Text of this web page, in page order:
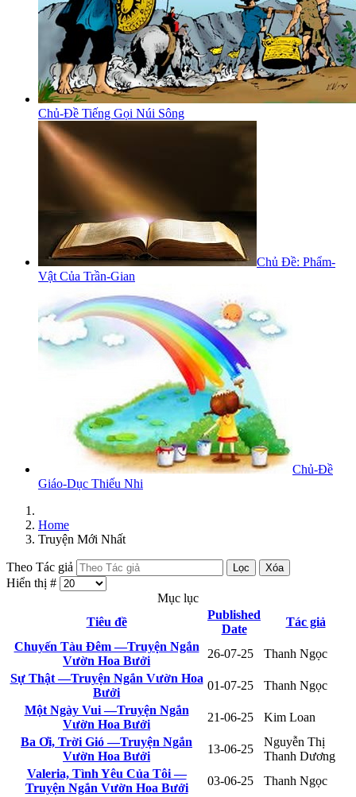
Chủ-Đề Tiếng Gọi Núi Sông
Chủ Đề: Phẩm-
Vật Của Trần-Gian
Chủ-Đề
Giáo-Dục Thiếu Nhi
Home
Truyện Mới Nhất
Theo Tác giả Lọc Xóa
Hiển thị #
Mục lục
Tiêu đề
Published
Date
Tác giả
Chuyến Tàu Đêm —Truyện Ngắn
Vườn Hoa Bưởi
26-07-25
Thanh Ngọc
Sự Thật —Truyện Ngắn Vườn Hoa
Bưởi
01-07-25
Thanh Ngọc
Một Ngày Vui —Truyện Ngắn
Vườn Hoa Bưởi
21-06-25
Kim Loan
Ba Ơi, Trời Gió —Truyện Ngắn
Vườn Hoa Bưởi
13-06-25
Nguyễn Thị
Thanh Dương
Valeria, Tình Yêu Của Tôi —
Truyện Ngắn Vườn Hoa Bưởi
03-06-25
Thanh Ngọc